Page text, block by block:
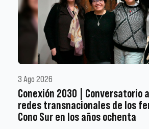
3 Ago 2026
Conexión 2030 | Conversatorio
redes transnacionales de los
Cono Sur en los años ochenta